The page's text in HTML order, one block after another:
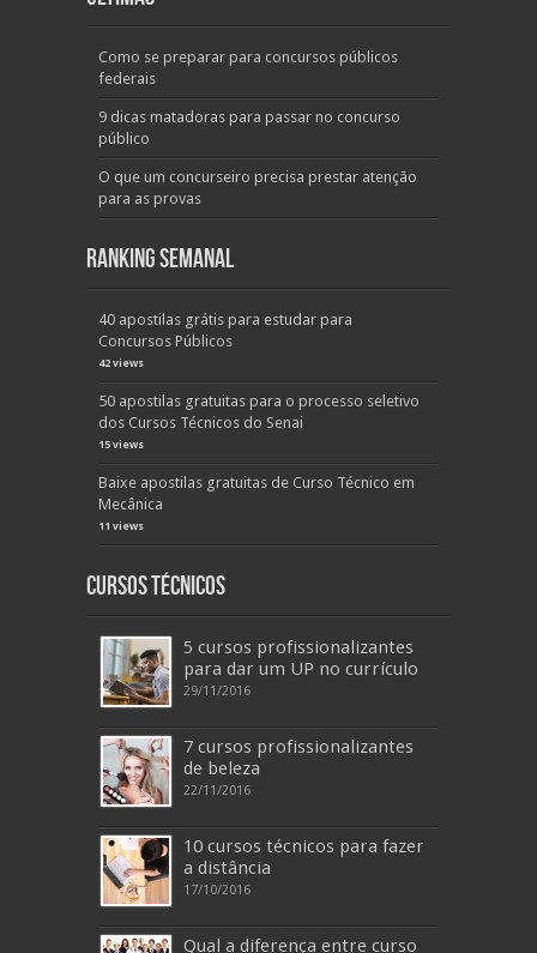
Como se preparar para concursos públicos
federais
9 dicas matadoras para passar no concurso
público
O que um concurseiro precisa prestar atenção
para as provas
Ranking Semanal
40 apostilas grátis para estudar para
Concursos Públicos
42 views
50 apostilas gratuitas para o processo seletivo
dos Cursos Técnicos do Senai
15 views
Baixe apostilas gratuitas de Curso Técnico em
Mecânica
11 views
Cursos Técnicos
5 cursos profissionalizantes
para dar um UP no currículo
29/11/2016
7 cursos profissionalizantes
de beleza
22/11/2016
10 cursos técnicos para fazer
a distância
17/10/2016
Qual a diferença entre curso